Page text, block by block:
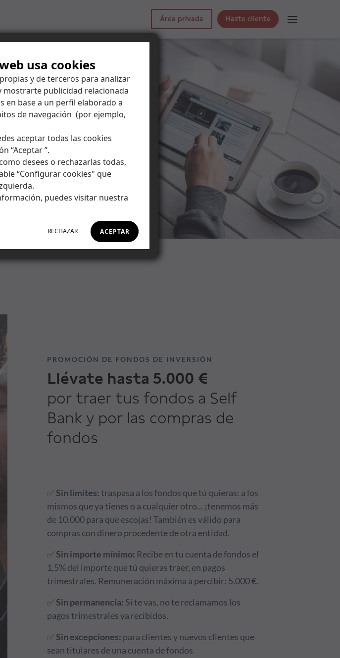
usa cookies
y de terceros para analizar
mostrarte publicidad relacionada
en base a un perfil elaborado a
de navegación (por ejemplo,
aceptar todas las cookies
“Aceptar ”.
desees o rechazarlas todas,
“Configurar cookies" que
puedes visitar nuestra
ACEPTAR
RECHAZAR
Área privada Hazte cliente
PROMOCIÓN DE FONDOS DE INVERSIÓN
Llévate hasta 5.000 €
por traer tus fondos a Self
Bank y por las compras de
fondos
✅Sin límites:traspasa a los fondos que tú quieras: a los
mismos que ya tienes o a cualquier otro... ¡tenemos más
de 10.000 para que escojas! También es válido para
compras con dinero procedente de otra entidad.
✅Sin importe mínimo: Recibe en tu cuenta de fondos el
1,5% del importe que tú quieras traer, en pagos
trimestrales. Remuneración máxima a percibir: 5.000 €.
✅Sin permanencia: Si te vas, no te reclamamos los
pagos trimestrales ya recibidos.
✅Sin excepciones: para clientes y nuevos clientes que
sean titulares de una cuenta de fondos.